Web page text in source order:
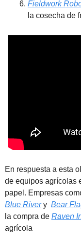
Fieldwork
la cosecha de
En respuesta a esta
de equipos agrícolas
Blue River y Bear
la compra de Raven
agrícola